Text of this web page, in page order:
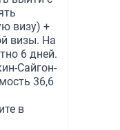
визу) +
визы. На
6 дней.
Сайгон-
36,6
в